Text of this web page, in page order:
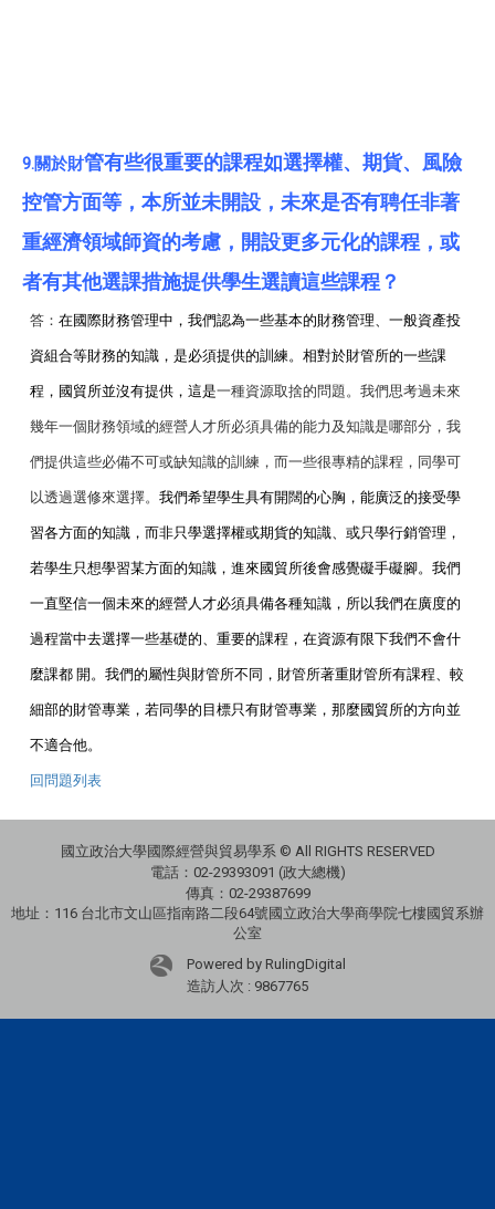
9.關於財管有些很重要的課程如選擇權、期貨、風險
控管方面等，本所並未開設，未來是否有聘任非著
重經濟領域師資的考慮，開設更多元化的課程，或
者有其他選課措施提供學生選讀這些課程？
答： 在國際財務管理中，我們認為一些基本的財務管理、一般資產投
資組合等財務的知識，是必須提供的訓練。相對於財管所的一些課
程，國貿所並沒有提供，這是一種資源取捨的問題。我們思考過未來
幾年一個財務領域的經營人才所必須具備的能力及知識是哪部分，我
們提供這些必備不可或缺知識的訓練，而一些很專精的課程，同學可
以透過選修來選擇。 我們希望學生具有開闊的心胸，能廣泛的接受學
習各方面的知識，而非只學選擇權或期貨的知識、或只學行銷管理，
若學生只想學習某方面的知識，進來國貿所後會感覺礙手礙腳。我們
一直堅信一個未來的經營人才必須具備各種知識，所以我們在廣度的
過程當中去選擇一些基礎的、重要的課程，在資源有限下我們不會什
麼課都 開。我們的屬性與財管所不同，財管所著重財管所有課程、較
細部的財管專業，若同學的目標只有財管專業，那麼國貿所的方向並
不適合他。
回問題列表
國立政治大學國際經營與貿易學系 © All RIGHTS RESERVED
電話： 02-29393091 (政大總機)
傳真：02-29387699
地址： 116 台北市文山區指南路二段64號國立政治大學商學院七樓國貿系辦
公室
Powered by RulingDigital
造訪人次 : 9867765